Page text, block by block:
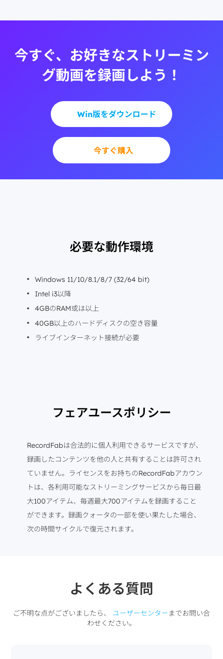
今すぐ、お好きなストリーミン
グ動画を録画しよう！
Win版をダウンロード
今すぐ購入
必要な動作環境
Windows 11/10/8.1/8/7 (32/64 bit)
Intel i3以降
4GBのRAM或は以上
40GB以上のハードディスクの空き容量
ライブインターネット接続が必要
フェアユースポリシー
RecordFabは合法的に個人利用できるサービスですが、
録画したコンテンツを他の人と共有することは許可され
ていません。ライセンスをお持ちのRecordFabアカウン
トは、各利用可能なストリーミングサービスから毎日最
大100アイテム、毎週最大700アイテムを録画すること
ができます。録画クォータの一部を使い果たした場合、
次の時間サイクルで復元されます。
よくある質問
ご不明な点がございましたら、 ユーザーセンターまでお問い合
わせください。